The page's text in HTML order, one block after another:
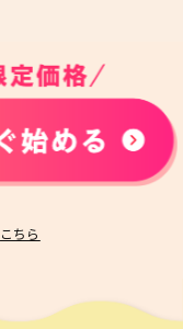
こちら